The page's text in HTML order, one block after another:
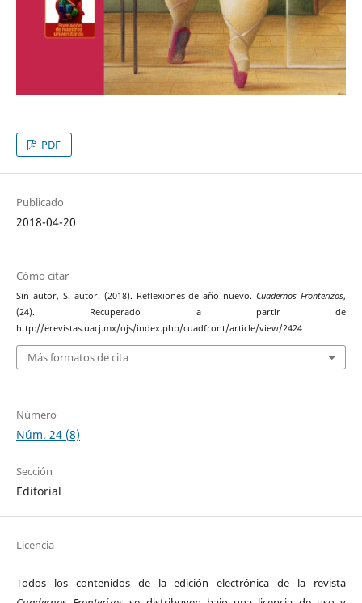
PDF
Publicado
2018-04-20
Cómo citar
Sin autor, S. autor. (2018). Reflexiones de año nuevo.Cuadernos Fronterizos,
(24). Recuperado a partir de
http://erevistas.uacj.mx/ojs/index.php/cuadfront/article/view/2424
Más formatos de cita
Número
Núm. 24 (8)
Sección
Editorial
Licencia
Todos los contenidos de la edición electrónica de la revista